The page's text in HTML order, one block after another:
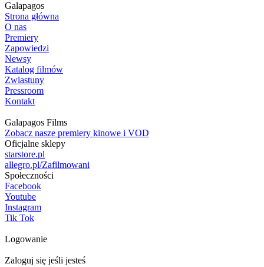
Galapagos
Strona główna
O nas
Premiery
Zapowiedzi
Newsy
Katalog filmów
Zwiastuny
Pressroom
Kontakt
Galapagos Films
Zobacz nasze premiery kinowe i VOD
Oficjalne sklepy
starstore.pl
allegro.pl/Zafilmowani
Społeczności
Facebook
Youtube
Instagram
Tik Tok
Logowanie
Zaloguj się jeśli jesteś